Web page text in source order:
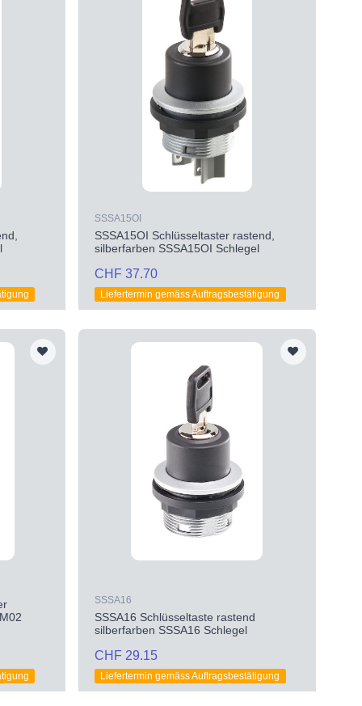
SSSA15OI
SSSA15OI Schlüsseltaster rastend,
silberfarben SSSA15OI Schlegel
CHF 37.70
Liefertermin gemäss Auftragsbestätigung
SSSA16
SSSA16 Schlüsseltaste rastend
silberfarben SSSA16 Schlegel
CHF 29.15
Liefertermin gemäss Auftragsbestätigung